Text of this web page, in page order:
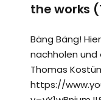
the works
Bäng Bäng!
nachholen und
Thomas
https://